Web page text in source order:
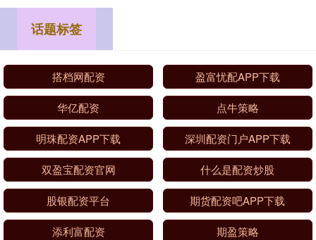
话题标签
搭档网配资 盈富忧配APP下载
华亿配资 点牛策略
明珠配资APP下载 深圳配资门户APP下载
双盈宝配资官网 什么是配资炒股
股银配资平台 期货配资吧APP下载
添利富配资 期盈策略